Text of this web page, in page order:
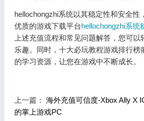
hellochongzhi系统以其稳定性和安全性
优质的游戏下载平台hellochongzhi系统
上述充值流程和常见问题解答，您可
乐趣。同时，十大必玩教程游戏排行榜
的学习资源，让您在游戏中不断成长。
上一篇： 海外充值可信度-Xbox Ally X
的掌上游戏PC